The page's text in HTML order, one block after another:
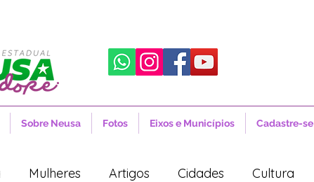
Sobre Neusa Fotos Eixos e Municípios Cadastre-se
Mulheres Artigos Cidades Cultura